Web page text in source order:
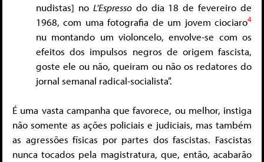
nudistas] no L’Espressodo dia 18 de fevereiro de
1968, com uma fotografia de um jovem ciociaro4
nu montando um violoncelo, envolve-se com os
efeitos dos impulsos negros de origem fascista,
goste ele ou não, queiram ou não os redatores do
jornal semanal radical-socialista”.
É uma vasta campanha que favorece, ou melhor, instiga
não somente as ações policiais e judiciais, mas também
as agressões físicas por partes dos fascistas. Fascistas
nunca tocados pela magistratura, que, então, acabarão